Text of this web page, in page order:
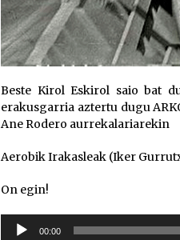
Beste Kirol Eskirol saio bat
erakusgarria aztertu dugu
Ane Rodero aurrekalariarekin
Aerobik Irakasleak (Iker
On egin!
Soinu
00:00